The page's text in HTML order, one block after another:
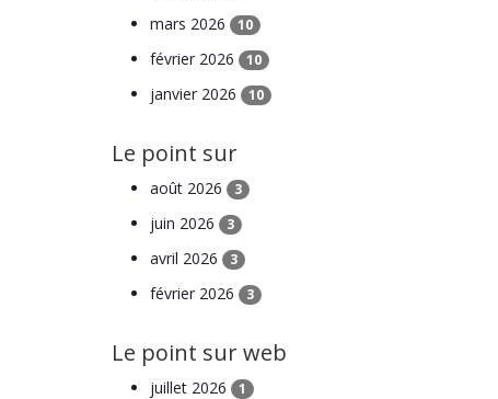
mars 2026 10
février 2026 10
janvier 2026 10
Le point sur
août 2026 3
juin 2026 3
avril 2026 3
février 2026 3
Le point sur web
juillet 2026 1